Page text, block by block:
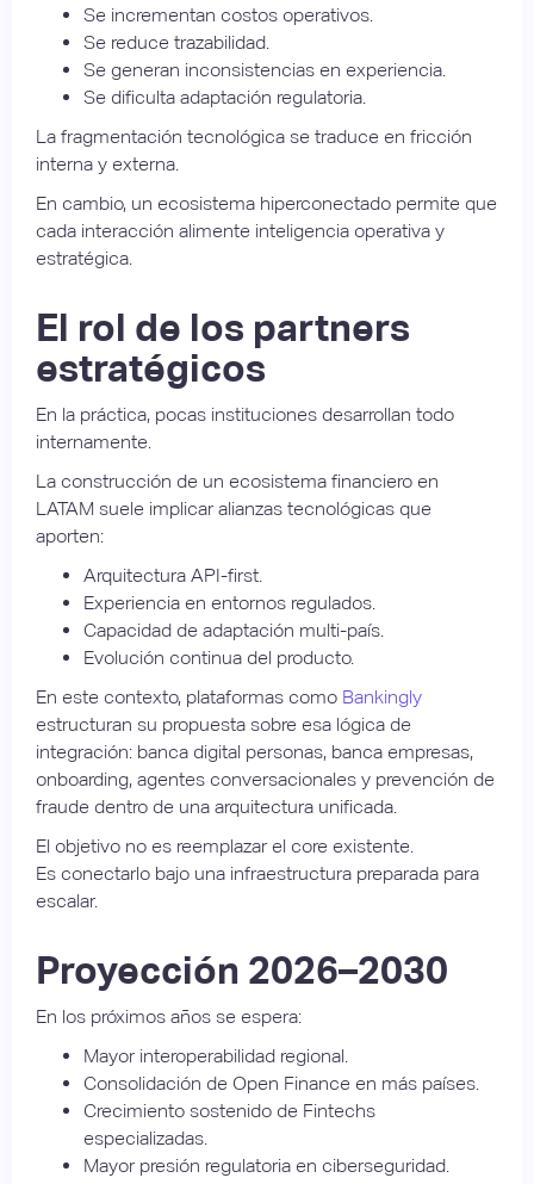
Se incrementan costos operativos.
Se reduce trazabilidad.
Se generan inconsistencias en experiencia.
Se dificulta adaptación regulatoria.
La fragmentación tecnológica se traduce en fricción
interna y externa.
En cambio, un ecosistema hiperconectado permite que
cada interacción alimente inteligencia operativa y
estratégica.
El rol de los partners
estratégicos
En la práctica, pocas instituciones desarrollan todo
internamente.
La construcción de un ecosistema financiero en
LATAM suele implicar alianzas tecnológicas que
aporten:
Arquitectura API-first.
Experiencia en entornos regulados.
Capacidad de adaptación multi-país.
Evolución continua del producto.
En este contexto, plataformas como Bankingly
estructuran su propuesta sobre esa lógica de
integración: banca digital personas, banca empresas,
onboarding, agentes conversacionales y prevención de
fraude dentro de una arquitectura unificada.
El objetivo no es reemplazar el core existente.
Es conectarlo bajo una infraestructura preparada para
escalar.
Proyección 2026–2030
En los próximos años se espera:
Mayor interoperabilidad regional.
Consolidación de Open Finance en más países.
Crecimiento sostenido de Fintechs
especializadas.
Mayor presión regulatoria en ciberseguridad.